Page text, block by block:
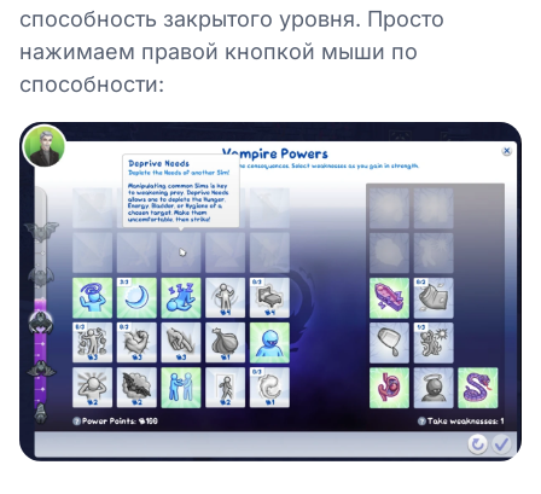
способность закрытого уровня. Просто
нажимаем правой кнопкой мыши по
способности: